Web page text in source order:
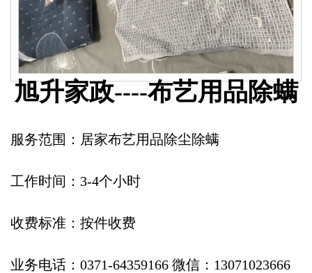
旭升家政----布艺用品除螨
服务范围：居家布艺用品除尘除螨
工作时间：3-4个小时
收费标准：按件收费
业务电话：0371-64359166 微信：13071023666